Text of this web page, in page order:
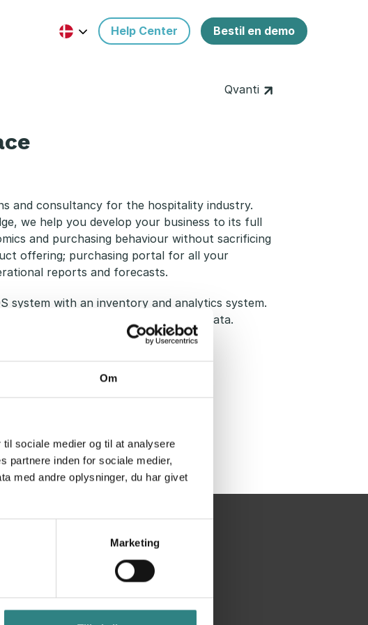
Om
sociale medier og til at analysere
partnere inden for sociale medier,
med andre oplysninger, du har givet
Marketing
Help Center Bestil en demo
Qvanti
and consultancy for the hospitality industry.
we help you develop your business to its full
and purchasing behaviour without sacrificing
offering; purchasing portal for all your
reports and forecasts.
system with an inventory and analytics system.
and make it easier to manage your data.
Ekstra